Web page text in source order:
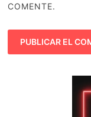
COMENTE.